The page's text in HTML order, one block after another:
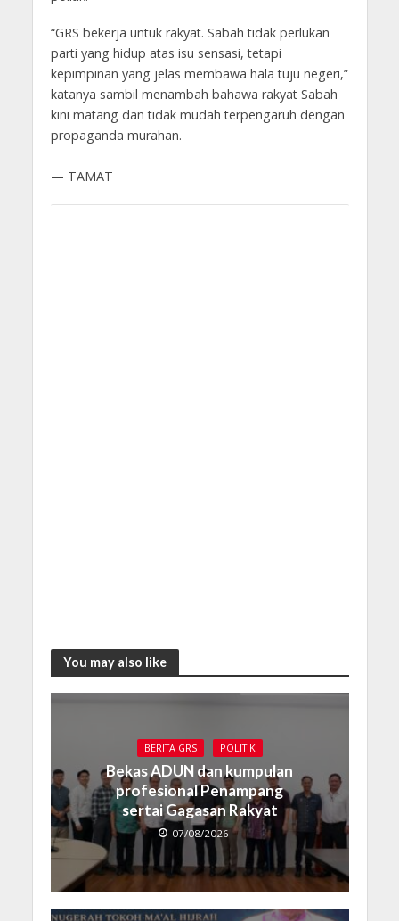
“GRS bekerja untuk rakyat. Sabah tidak perlukan
parti yang hidup atas isu sensasi, tetapi
kepimpinan yang jelas membawa hala tuju negeri,”
katanya sambil menambah bahawa rakyat Sabah
kini matang dan tidak mudah terpengaruh dengan
propaganda murahan.
— TAMAT
You may also like
BERITA GRS POLITIK
Bekas ADUN dan kumpulan
profesional Penampang
sertai Gagasan Rakyat
07/08/2026